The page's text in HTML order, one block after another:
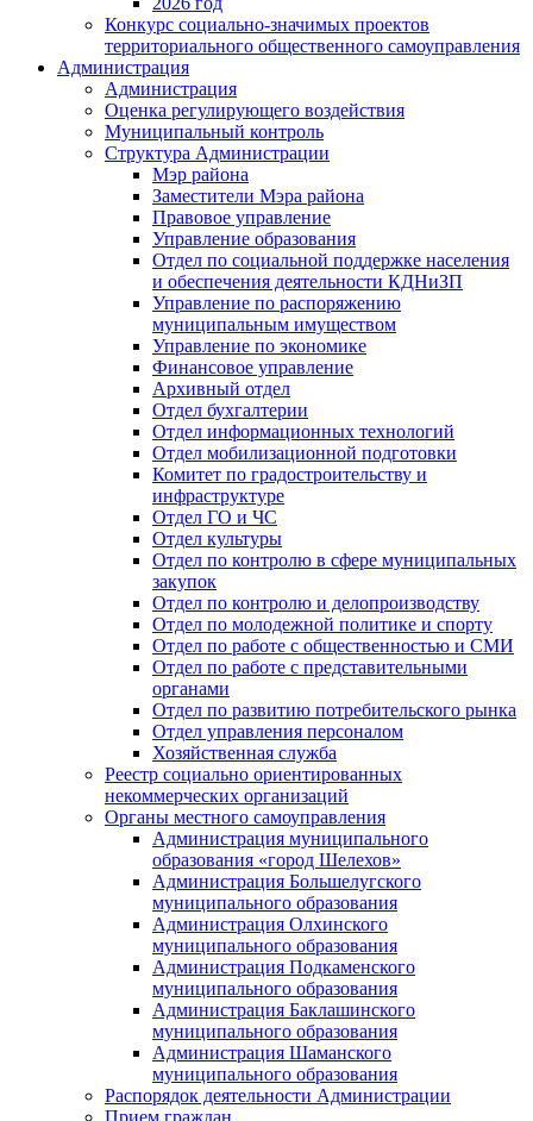
Конкурс социально-значимых проектов
территориального общественного самоуправления
Администрация
Администрация
Оценка регулирующего воздействия
Муниципальный контроль
Структура Администрации
Мэр района
Заместители Мэра района
Правовое управление
Управление образования
Отдел по социальной поддержке населения
и обеспечения деятельности КДНиЗП
Управление по распоряжению
муниципальным имуществом
Управление по экономике
Финансовое управление
Архивный отдел
Отдел бухгалтерии
Отдел информационных технологий
Отдел мобилизационной подготовки
Комитет по градостроительству и
инфраструктуре
Отдел ГО и ЧС
Отдел культуры
Отдел по контролю в сфере муниципальных
закупок
Отдел по контролю и делопроизводству
Отдел по молодежной политике и спорту
Отдел по работе с общественностью и СМИ
Отдел по работе с представительными
органами
Отдел по развитию потребительского рынка
Отдел управления персоналом
Хозяйственная служба
Реестр социально ориентированных
некоммерческих организаций
Органы местного самоуправления
Администрация муниципального
образования «город Шелехов»
Администрация Большелугского
муниципального образования
Администрация Олхинского
муниципального образования
Администрация Подкаменского
муниципального образования
Администрация Баклашинского
муниципального образования
Администрация Шаманского
муниципального образования
Распорядок деятельности Администрации
Прием граждан